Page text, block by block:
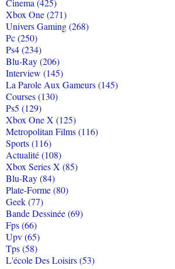
Cinema (425)
Xbox One (271)
Univers Gaming (268)
Pc (250)
Ps4 (234)
Blu-Ray (206)
Interview (145)
La Parole Aux Gameurs (145)
Courses (130)
Ps5 (129)
Xbox One X (125)
Metropolitan Films (116)
Sports (116)
Actualité (108)
Xbox Series X (85)
Blu-Ray (84)
Plate-Forme (80)
Geek (77)
Bande Dessinée (69)
Fps (66)
Upv (65)
Tps (58)
L'école Des Loisirs (53)